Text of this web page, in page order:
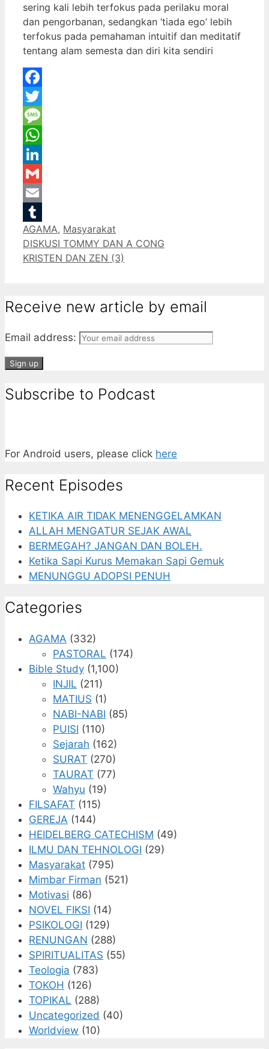
sering kali lebih terfokus pada perilaku moral
dan pengorbanan, sedangkan ‘tiada ego’ lebih
terfokus pada pemahaman intuitif dan meditatif
tentang alam semesta dan diri kita sendiri
Facebook
Twitter
Message
WhatsApp
LinkedIn
Gmail
Email
Tumblr
Categories
AGAMA, Masyarakat
DISKUSI TOMMY DAN A CONG
KRISTEN DAN ZEN (3)
Receive new article by email
Email address:
Subscribe to Podcast
For Android users, please click here
Recent Episodes
KETIKA AIR TIDAK MENENGGELAMKAN
ALLAH MENGATUR SEJAK AWAL
BERMEGAH? JANGAN DAN BOLEH.
Ketika Sapi Kurus Memakan Sapi Gemuk
MENUNGGU ADOPSI PENUH
Categories
AGAMA (332)
PASTORAL (174)
Bible Study (1,100)
INJIL (211)
MATIUS (1)
NABI-NABI (85)
PUISI (110)
Sejarah (162)
SURAT (270)
TAURAT (77)
Wahyu (19)
FILSAFAT (115)
GEREJA (144)
HEIDELBERG CATECHISM (49)
ILMU DAN TEHNOLOGI (29)
Masyarakat (795)
Mimbar Firman (521)
Motivasi (86)
NOVEL FIKSI (14)
PSIKOLOGI (129)
RENUNGAN (288)
SPIRITUALITAS (55)
Teologia (783)
TOKOH (126)
TOPIKAL (288)
Uncategorized (40)
Worldview (10)